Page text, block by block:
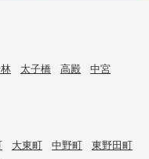
太子橋 高殿
中宮
大東町 中野町
東野田町